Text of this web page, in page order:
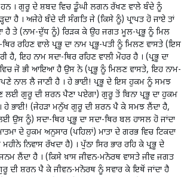
ਹਨ । ਗੁਰੂ ਦੇ ਸ਼ਬਦ ਵਿਚ ਡੂੰਘੀ ਲਗਨ ਰੱਖਣ ਵਾਲੇ ਬੰਦੇ ਨੂੰ
ਹੈ । ਅਜੇਹੇ ਬੰਦੇ ਦੀ ਸੰਗਤਿ ਜੇ (ਕਿਸੇ ਨੂੰ) ਪ੍ਰਾਪਤ ਹੋ ਜਾਏ ਤਾਂ
ਹੈ ਤੇ (ਨਾਮ-ਦੁੱਧ ਨੂੰ) ਰਿੜਕ ਕੇ ਉਹ ਜਗਤ ਮੂਲ-ਪ੍ਰਭੂ ਨੂੰ ਮਿਲ
ਰਹਿਣ ਵਾਲੇ ਪ੍ਰਭੂ ਦਾ ਨਾਮ ਪ੍ਰਭੂ-ਪਤੀ ਨੂੰ ਮਿਲਣ ਵਾਸਤੇ (ਇਸ
ਹੈ, ਇਹ ਨਾਮ ਸਦਾ-ਥਿਰ ਰਹਿਣ ਵਾਲੀ ਮੋਹਰ ਹੈ । (ਪ੍ਰਭੂ ਦਾ
ਜੋ ਭੀ ਆਇਆ ਹੈ ਉਸ ਨੇ (ਪ੍ਰਭੂ ਨੂੰ ਮਿਲਣ ਵਾਸਤੇ, ਇਹ ਨਾਮ-
ਨਾਲ ਲੈ ਜਾਣੀ ਹੈ । ਹੇ ਭਾਈ! ਪ੍ਰਭੂ ਦੇ ਇਸ ਹੁਕਮ ਨੂੰ ਸਮਝ
ਗੁਰੂ ਦੀ ਸ਼ਰਨ ਪੈਣਾ ਪਏਗਾ) ਗੁਰੂ ਤੋਂ ਬਿਨਾ ਪ੍ਰਭੂ ਦਾ ਹੁਕਮ
ਹੇ ਭਾਈ! (ਜੇਹੜਾ ਮਨੁੱਖ ਗੁਰੂ ਦੀ ਸ਼ਰਨ ਪੈ ਕੇ ਸਮਝ ਲੈਂਦਾ ਹੈ,
ਉਸ ਨੂੰ) ਸਦਾ-ਥਿਰ ਪ੍ਰਭੂ ਦਾ ਸਦਾ-ਥਿਰ ਬਲ ਹਾਸਲ ਹੋ ਜਾਂਦਾ
ਦੇ ਹੁਕਮ ਅਨੁਸਾਰ (ਪਹਿਲਾਂ) ਮਾਤਾ ਦੇ ਗਰਭ ਵਿਚ ਟਿਕਦਾ
ਨਿਵਾਸ ਰੱਖਦਾ ਹੈ) । ਪੁੱਠਾ ਸਿਰ ਭਾਰ ਰਹਿ ਕੇ ਪ੍ਰਭੂ ਦੇ
ਲੈਂਦਾ ਹੈ । (ਕਿਸੇ ਖ਼ਾਸ ਜੀਵਨ-ਮਨੋਰਥ ਵਾਸਤੇ ਜੀਵ ਜਗਤ
ਦੀ ਸ਼ਰਨ ਪੈ ਕੇ ਜੀਵਨ-ਮਨੋਰਥ ਨੂੰ ਸਵਾਰ ਕੇ ਇਥੋਂ ਜਾਂਦਾ ਹੈ